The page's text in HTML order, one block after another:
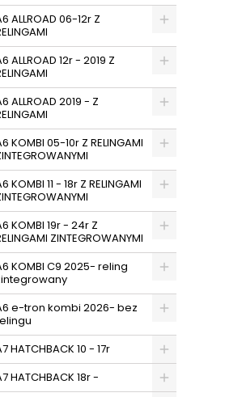
ALLROAD 06-12r Z
ALLROAD 12r - 2019 Z
ALLROAD 2019 - Z
KOMBI 05-10r Z RELINGAMI
KOMBI 11 - 18r Z RELINGAMI
KOMBI 19r - 24r Z
ZINTEGROWANYMI
KOMBI C9 2025- reling
e-tron kombi 2026- bez
HATCHBACK 10 - 17r
HATCHBACK 18r -